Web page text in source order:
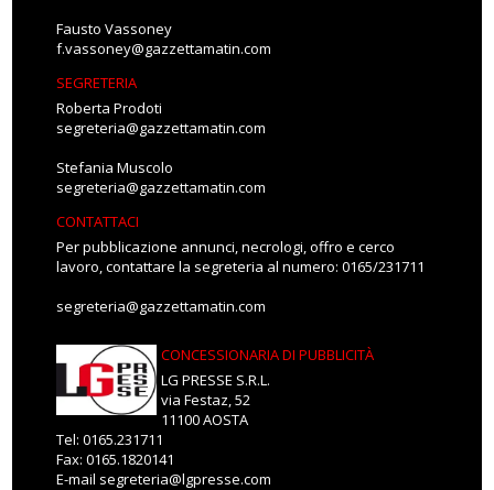
Fausto Vassoney
f.vassoney@gazzettamatin.com
SEGRETERIA
Roberta Prodoti
segreteria@gazzettamatin.com
Stefania Muscolo
segreteria@gazzettamatin.com
CONTATTACI
Per pubblicazione annunci, necrologi, offro e cerco
lavoro, contattare la segreteria al numero: 0165/231711
segreteria@gazzettamatin.com
CONCESSIONARIA DI PUBBLICITÀ
LG PRESSE S.R.L.
via Festaz, 52
11100 AOSTA
Tel: 0165.231711
Fax: 0165.1820141
E-mail segreteria@lgpresse.com